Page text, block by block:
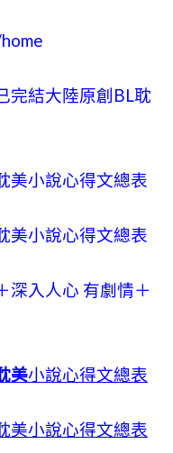
完結大陸原創BL耽
美小說心得文總表
美小說心得文總表
深入人心 有劇情＋
美小說心得文總表
美小說心得文總表